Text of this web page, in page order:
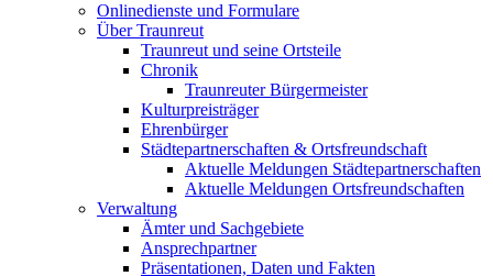
Onlinedienste und Formulare
Über Traunreut
Traunreut und seine Ortsteile
Chronik
Traunreuter Bürgermeister
Kulturpreisträger
Ehrenbürger
Städtepartnerschaften & Ortsfreundschaft
Aktuelle Meldungen Städtepartnerschaften
Aktuelle Meldungen Ortsfreundschaften
Verwaltung
Ämter und Sachgebiete
Ansprechpartner
Präsentationen, Daten und Fakten